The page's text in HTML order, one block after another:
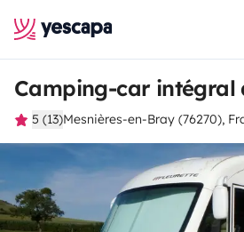
Camping-car intégral
5 (13)Mesnières-en-Bray (76270),